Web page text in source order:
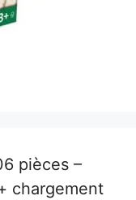
pièces –
chargement